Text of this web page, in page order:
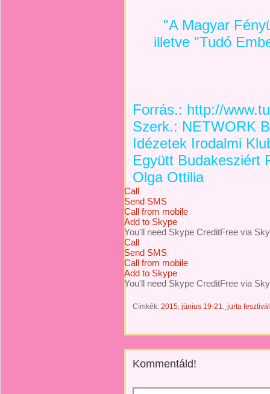
"A Magyar
illetve "Tudó
Forrás.: http://
Szerk.: NETWORK
Idézetek Irodalmi
Együtt Budakesziért
Olga Ottilia
Call
Send SMS
Call from mobile
Add to Skype
You'll need Skype CreditFree via
Call
Send SMS
Call from mobile
Add to Skype
You'll need Skype CreditFree via
Címkék: 2015. június 19-21. jurta
Kommentáld!